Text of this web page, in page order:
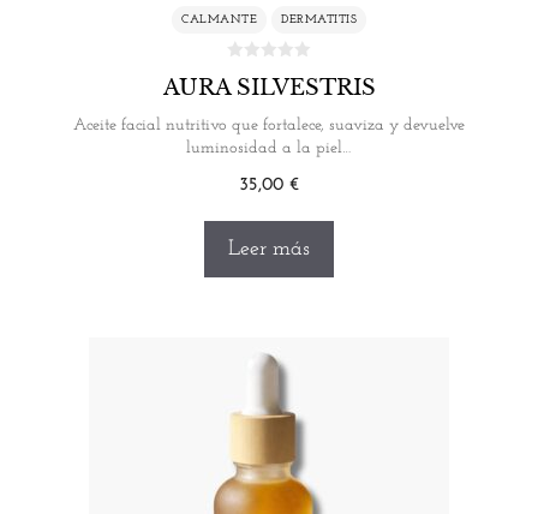
CALMANTE DERMATITIS
AURA SILVESTRIS
Aceite facial nutritivo que fortalece, suaviza y devuelve
luminosidad a la piel…
35,00 €
Leer más